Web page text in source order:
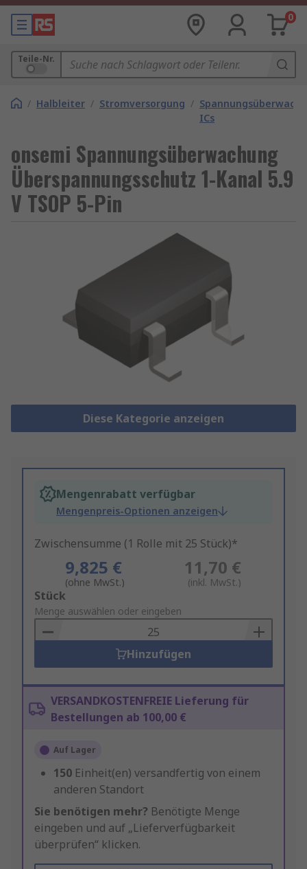
0
Teile-Nr.
/ Halbleiter / Stromversorgung /
ICs
onsemi Spannungsüberwachung
Überspannungsschutz 1-Kanal 5.9
V TSOP 5-Pin
Diese Kategorie anzeigen
Mengenrabatt verfügbar
Mengenpreis-Optionen anzeigen
Zwischensumme (1 Rolle mit 25 Stück)*
9,825 €
(ohne MwSt.)
11,70 €
(inkl. MwSt.)
Add
to
Basket
Stück
Menge auswählen oder eingeben
Hinzufügen
VERSANDKOSTENFREIE Lieferung für
Bestellungen ab 100,00 €
Auf Lager
150 Einheit(en) versandfertig von einem
anderen Standort
Sie benötigen mehr? Benötigte Menge
eingeben und auf „Lieferverfügbarkeit
überprüfen“ klicken.